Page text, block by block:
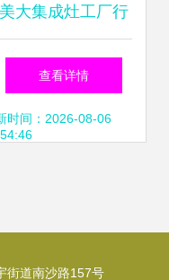
美大集成灶工厂行
探秘科技智造，见
证行业领先地位与
查看详情
时间：2026-08-06
街道南沙路157号